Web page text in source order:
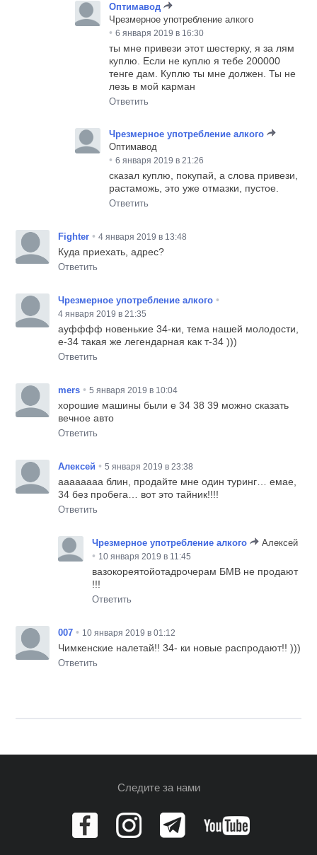
Оптимавод
Чрезмерное употребление алкого
• 6 января 2019 в 16:30
ты мне привези этот шестерку, я за лям
куплю. Если не куплю я тебе 200000
тенге дам. Куплю ты мне должен. Ты не
лезь в мой карман
Ответить
Чрезмерное употребление алкого
Оптимавод
• 6 января 2019 в 21:26
сказал куплю, покупай, а слова привези,
растаможь, это уже отмазки, пустое.
Ответить
Fighter • 4 января 2019 в 13:48
Куда приехать, адрес?
Ответить
Чрезмерное употребление алкого •
4 января 2019 в 21:35
ауфффф новенькие 34-ки, тема нашей молодости,
e-34 такая же легендарная как т-34 )))
Ответить
mers • 5 января 2019 в 10:04
хорошие машины были е 34 38 39 можно сказать
вечное авто
Ответить
Алексей • 5 января 2019 в 23:38
аааааааа блин, продайте мне один туринг… емае,
34 без пробега… вот это тайник!!!!
Ответить
Чрезмерное употребление алкого Алексей
• 10 января 2019 в 11:45
вазокореятойотадрочерам БМВ не продают
!!!
Ответить
007 • 10 января 2019 в 01:12
Чимкенские налетай!! 34- ки новые распродают!! )))
Ответить
Следите за нами